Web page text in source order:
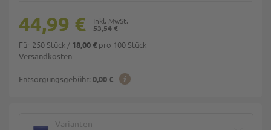
Versandkosten
Entsorgungsgebühr: 0,00 €
53,54 €
44,99 €
Für 250 Stück / 18,00 € pro 100 Stück
Varianten